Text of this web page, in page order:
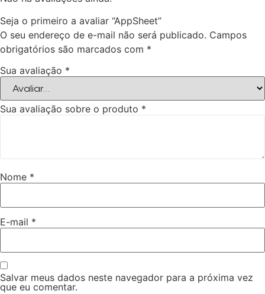
Seja o primeiro a avaliar “AppSheet”
O seu endereço de e-mail não será publicado. Campos
obrigatórios são marcados com *
Sua avaliação *
Sua avaliação sobre o produto *
Nome *
E-mail *
Salvar meus dados neste navegador para a próxima vez
que eu comentar.